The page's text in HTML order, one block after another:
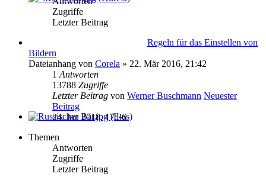
Zugriffe
Letzter Beitrag
Regeln für das Einstellen von
Bildern
Dateianhang von Corela » 22. Mär 2016, 21:42
1 Antworten
13788 Zugriffe
Letzter Beitrag von Werner Buschmann Neuester
Beitrag
24. Jan 2018, 17:36
Themen
Antworten
Zugriffe
Letzter Beitrag